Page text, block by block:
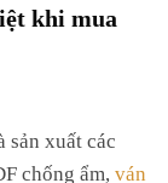
khi mua
sản xuất các
chống ẩm, ván